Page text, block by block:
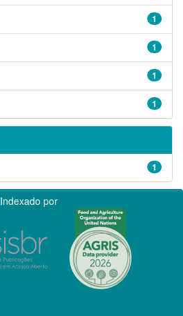
1
1
1
1
1
Indexado por